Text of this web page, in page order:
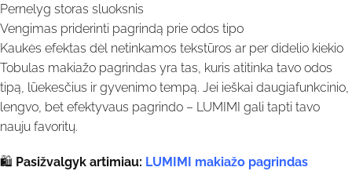
Pernelyg storas sluoksnis
Vengimas priderinti pagrindą prie odos tipo
Kaukės efektas dėl netinkamos tekstūros ar per didelio kiekio
Tobulas makiažo pagrindas yra tas, kuris atitinka tavo odos
tipą, lūekesčius ir gyvenimo tempą. Jei ieškai daugiafunkcinio,
lengvo, bet efektyvaus pagrindo – LUMIMI gali tapti tavo
nauju favoritų.
🛍 Pasižvalgyk artimiau: LUMIMI makiažo pagrindas